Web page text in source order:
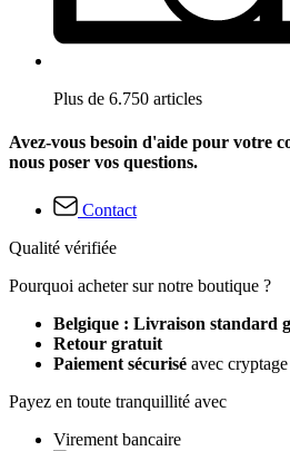
Plus de 6.750 articles
Avez-vous besoin d'aide pour votre
nous poser vos questions.
Contact
Qualité vérifiée
Pourquoi acheter sur notre boutique ?
Belgique : Livraison standard
Retour gratuit
Paiement sécurisé avec
Payez en toute tranquillité avec
Virement bancaire